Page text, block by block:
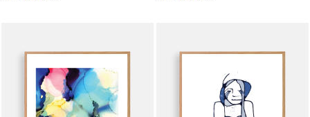
useampi
muunnelma.
useampi